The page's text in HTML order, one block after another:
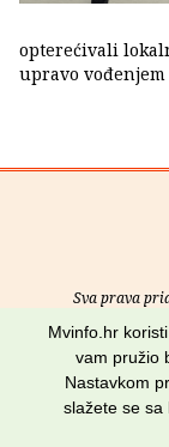
opterećivali
upravo
Sva prava
Mvinfo.hr
vam pružio
Nastavkom
slažete se sa